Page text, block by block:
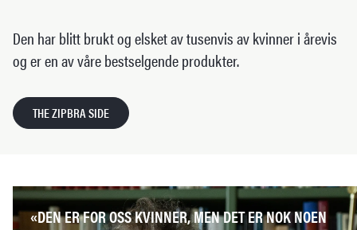
Den har blitt brukt og elsket av tusenvis av kvinner i årevis
og er en av våre bestselgende produkter.
THE ZIPBRA SIDE
«DEN ER FOR OSS KVINNER, MEN DET ER NOK NOEN